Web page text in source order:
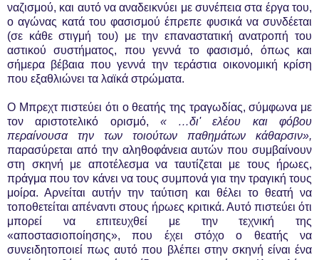
ναζισμού, και αυτό να αναδεικνύει με συνέπεια στα έργα του,
ο αγώνας κατά του φασισμού έπρεπε φυσικά να συνδέεται
(σε κάθε στιγμή του) με την επαναστατική ανατροπή του
αστικού συστήματος, που γεννά το φασισμό, όπως και
σήμερα βέβαια που γεννά την τεράστια οικονομική κρίση
που εξαθλιώνει τα λαϊκά στρώματα.
Ο Μπρεχτ πιστεύει ότι ο θεατής της τραγωδίας, σύμφωνα με
τον αριστοτελικό ορισμό, « …δι' ελέου και φόβου
περαίνουσα την των τοιούτων παθημάτων κάθαρσιν»,
παρασύρεται από την αληθοφάνεια αυτών που συμβαίνουν
στη σκηνή με αποτέλεσμα να ταυτίζεται με τους ήρωες,
πράγμα που τον κάνει να τους συμπονά για την τραγική τους
μοίρα. Αρνείται αυτήν την ταύτιση και θέλει το θεατή να
τοποθετείται απέναντι στους ήρωες κριτικά. Αυτό πιστεύει ότι
μπορεί να επιτευχθεί με την τεχνική της
«αποστασιοποίησης», που έχει στόχο ο θεατής να
συνειδητοποιεί πως αυτό που βλέπει στην σκηνή είναι ένα